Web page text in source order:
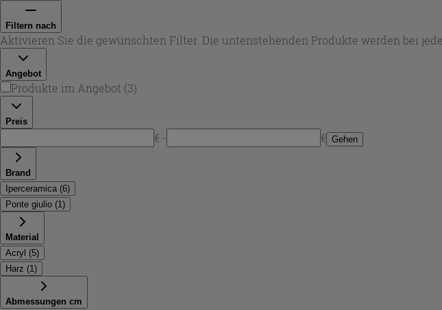
Filtern nach
Aktivieren Sie die gewünschten Filter. Die untenstehenden Produkte werden bei
Angebot
Produkte im Angebot (3)
Preis
€ - € Gehen
Brand
Iperceramica (6)
Ponte giulio (1 )
Material
Acryl (5)
Harz (1 )
Abmessungen cm